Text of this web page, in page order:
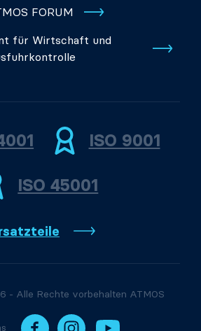
FORUM
für Wirtschaft und
ISO 9001
ISO 45001
- Alle Rechte vorbehalten ATMOS